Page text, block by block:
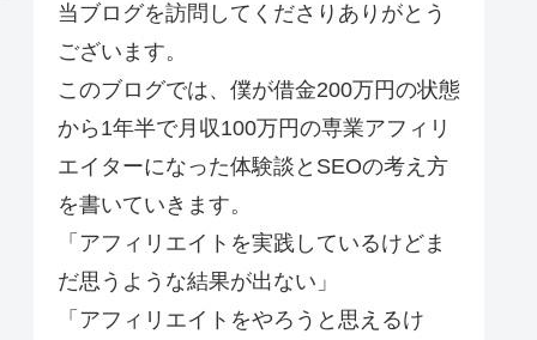
当ブログを訪問してくださりありがとう
ございます。
このブログでは、僕が借金200万円の状態
から1年半で月収100万円の専業アフィリ
エイターになった体験談とSEOの考え方
を書いていきます。
「アフィリエイトを実践しているけどま
だ思うような結果が出ない」
「アフィリエイトをやろうと思えるけ